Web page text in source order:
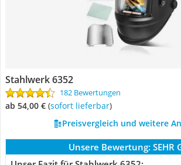
Stahlwerk 6352
182 Bewertungen
ab 54,00 € ( Sofort lieferbar)
Preisvergleich und weitere
Unsere Bewertung: SEHR